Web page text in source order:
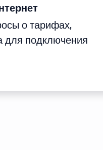
о тарифах,
для подключения